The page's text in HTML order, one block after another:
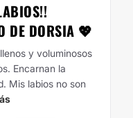
DE DORSIA 💖
y voluminosos
Encarnan la
Mis labios no son